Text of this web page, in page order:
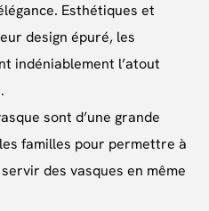
Esthétiques et
design épuré, les
indéniablement l’atout
sont d’une grande
familles pour permettre à
des vasques en même